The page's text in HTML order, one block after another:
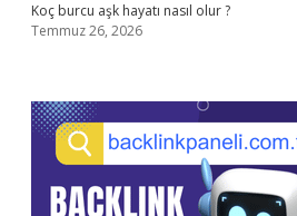
Koç burcu aşk hayatı nasıl olur ?
Temmuz 26, 2026